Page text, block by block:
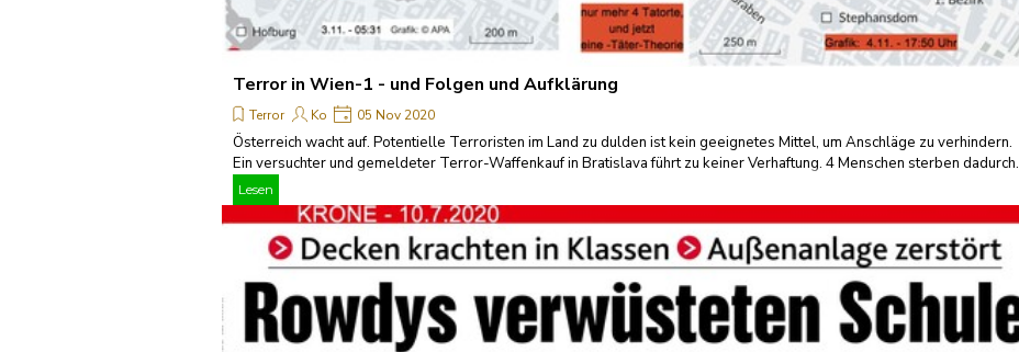
Terror in Wien-1 - und Folgen und Aufklärung
Terror Ko 05 Nov 2020
Österreich wacht auf. Potentielle Terroristen im Land zu dulden ist kein geeignetes Mittel, um Anschläge zu verhindern.
Ein versuchter und gemeldeter Terror-Waffenkauf in Bratislava führt zu keiner Verhaftung. 4 Menschen sterben dadurch.
Lesen